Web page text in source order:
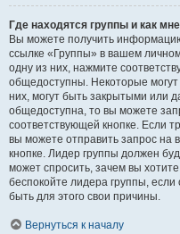
Где находятся группы и как
Вы можете получить
ссылке «Группы» в вашем
одну из них, нажмите
общедоступны. Некоторые
них, могут быть закрытыми или
общедоступна, то вы можете
соответствующей кнопке. Если
вы можете отправить запрос на
кнопке. Лидер группы должен
может спросить, зачем вы
беспокойте лидера группы, если
быть для этого свои причины.
Вернуться к началу